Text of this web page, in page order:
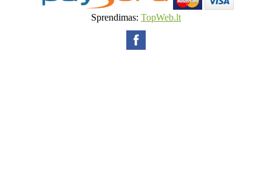
Sprendimas: TopWeb.lt